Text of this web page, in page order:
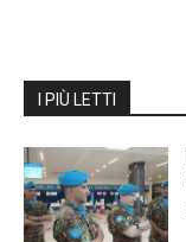
I PIÙ LETTI